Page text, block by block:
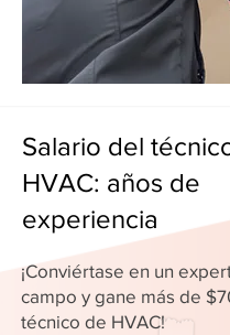
Salario del
HVAC: años de
experiencia
¡Conviértase en un
campo y gane más de
técnico de HVAC!